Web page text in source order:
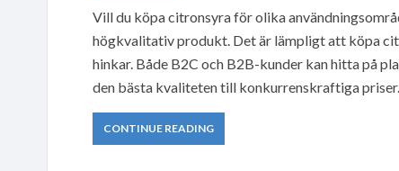
Vill du köpa citronsyra för olika
högkvalitativ produkt. Det är lämpligt att köpa
hinkar. Både B2C och B2B-kunder kan hitta på
den bästa kvaliteten till konkurrenskraftiga
CONTINUE READING